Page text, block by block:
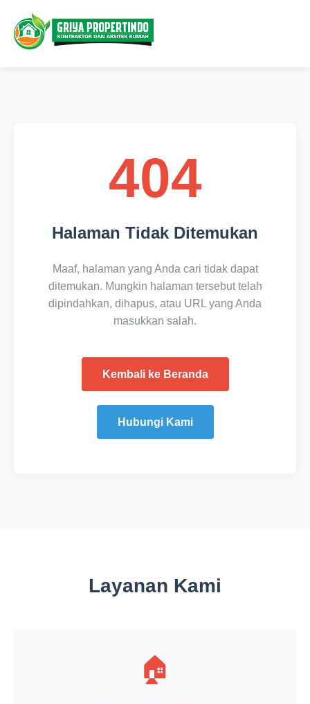
404
Halaman Tidak Ditemukan
Maaf, halaman yang Anda cari tidak dapat
ditemukan. Mungkin halaman tersebut telah
dipindahkan, dihapus, atau URL yang Anda
masukkan salah.
Kembali ke Beranda
Hubungi Kami
Layanan Kami
🏠